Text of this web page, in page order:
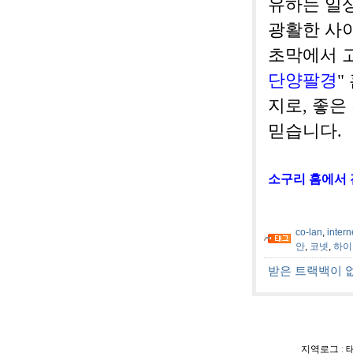
유하는 일
광활한 사
초막에서
단양팔경"
지로, 좋은
믿습니다.
소구리 홈에서
co-lan,
안, 코넷, 하
받은 트랙백이
지역로그 :